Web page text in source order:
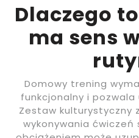
Dlaczego
ma sens
Domowy trening
funkcjonalny i
Zestaw kulturystyczny
wykonywania ćwiczeń